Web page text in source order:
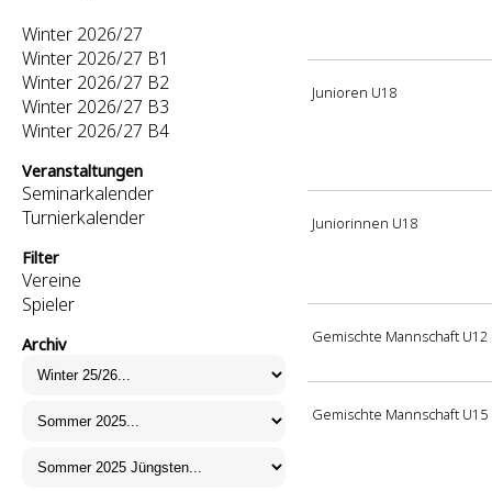
Winter 2026/27
Winter 2026/27 B1
Winter 2026/27 B2
Winter 2026/27 B3
Winter 2026/27 B4
Veranstaltungen
Seminarkalender
Turnierkalender
Filter
Vereine
Spieler
Archiv
Junioren U18
Juniorinnen U18
Gemischte Mannschaft U12
Gemischte Mannschaft U15